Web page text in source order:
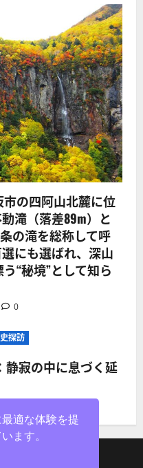
の四阿山北麓に位
滝（落差89m）と
の滝を総称して呼
にも選ばれ、深山
“秘境”として知ら
0
探訪
静寂の中に息づく延
適な体験を提
ます。